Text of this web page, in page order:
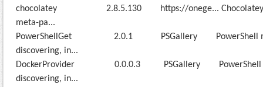
chocolatey 2.8.5.130 https://onege...
meta-pa...
PowerShellGet 2.0.1 PSGallery PowerShell
discovering, in...
DockerProvider 0.0.0.3 PSGallery PowerShell
discovering, in...